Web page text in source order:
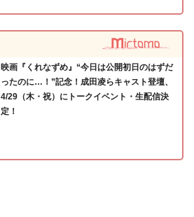
映画『くれなずめ』“今日は公開初日のはずだ
ったのに…！”記念！成田凌らキャスト登壇、
4/29（木・祝）にトークイベント・生配信決
定！